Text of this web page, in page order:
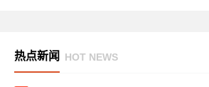
热点新闻 HOT NEWS